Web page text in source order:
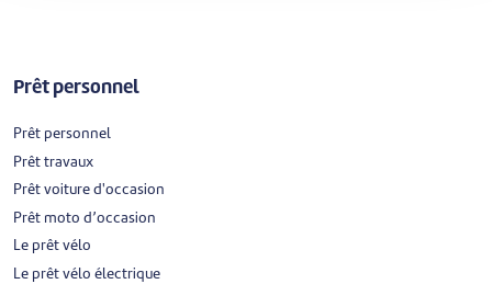
Prêt personnel
Prêt personnel
Prêt travaux
Prêt voiture d'occasion
Prêt moto d’occasion
Le prêt vélo
Le prêt vélo électrique